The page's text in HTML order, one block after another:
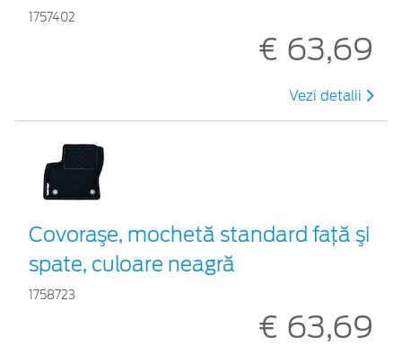
1757402
€ 63,69
Vezi detalii
Covoraşe, mochetă standard faţă şi
spate, culoare neagră
1758723
€ 63,69